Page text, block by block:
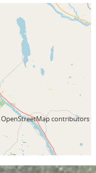
OpenStreetMapcontributors